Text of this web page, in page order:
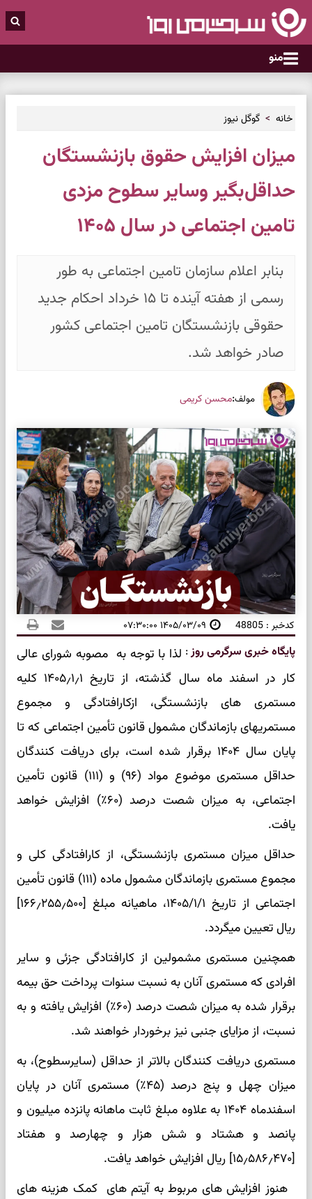
منو
خانه گوگل نیوز
میزان افزایش حقوق بازنشستگان
حداقل‌بگیر وسایر سطوح مزدی
تامین اجتماعی در سال ۱۴۰۵
بنابر اعلام سازمان تامین اجتماعی به طور
رسمی از هفته آینده تا ۱۵ خرداد احکام جدید
حقوقی بازنشستگان تامین اجتماعی کشور
صادر خواهد شد.
مولف:محسن کریمی
کدخبر : 48805 ۱۴۰۵/۰۳/۰۹ ۰۷:۳۰:۰۰
پایگاه خبری سرگرمی روز: لذا با توجه به مصوبه شورای عالی
کار در اسفند ماه سال گذشته، از تاریخ ۱۴۰۵٫۱٫۱ کلیه
مستمری های بازنشستگی، ازکارافتادگی و مجموع
مستمریهای بازماندگان مشمول قانون تأمین اجتماعی که تا
پایان سال ۱۴۰۴ برقرار شده است، برای دریافت کنندگان
حداقل مستمری موضوع مواد (۹۶) و (۱۱۱) قانون تأمین
اجتماعی، به میزان شصت درصد (۶۰٪) افزایش خواهد
یافت.
حداقل میزان مستمری بازنشستگی، از کارافتادگی کلی و
مجموع مستمری بازماندگان مشمول ماده (۱۱۱) قانون تأمین
اجتماعی از تاریخ ۱۴۰۵/۱/۱، ماهیانه مبلغ [۱۶۶٫۲۵۵٫۵۰۰]
ریال تعیین میگردد.
همچنین مستمری مشمولین از کارافتادگی جزئی و سایر
افرادی که مستمری آنان به نسبت سنوات پرداخت حق بیمه
برقرار شده به میزان شصت درصد (۶۰٪) افزایش یافته و به
نسبت، از مزایای جنبی نیز برخوردار خواهند شد.
مستمری دریافت کنندگان بالاتر از حداقل (سایرسطوح)، به
میزان چهل و پنج درصد (۴۵٪) مستمری آنان در پایان
اسفندماه ۱۴۰۴ به علاوه مبلغ ثابت ماهانه پانزده میلیون و
پانصد و هشتاد و شش هزار و چهارصد و هفتاد
[۱۵٫۵۸۶٫۴۷۰] ریال افزایش خواهد یافت.
هنوز افزایش های مربوط به آیتم های کمک هزینه های